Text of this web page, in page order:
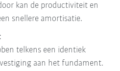
kan de productiviteit en
snellere amortisatie.
telkens een identiek
aan het fundament.